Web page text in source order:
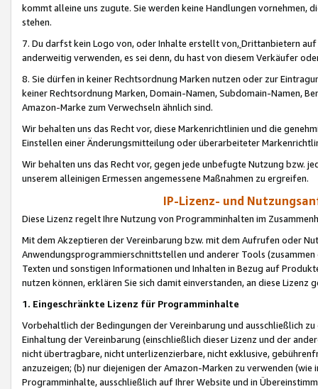
kommt alleine uns zugute. Sie werden keine Handlungen vornehmen,
stehen.
7. Du darfst kein Logo von, oder Inhalte erstellt von,Drittanbietern auf
anderweitig verwenden, es sei denn, du hast von diesem Verkäufer
8. Sie dürfen in keiner Rechtsordnung Marken nutzen oder zur
keiner Rechtsordnung Marken, Domain-Namen, Subdomain-Namen,
Amazon-Marke zum Verwechseln ähnlich sind.
Wir behalten uns das Recht vor, diese Markenrichtlinien und die
Einstellen einer Änderungsmitteilung oder überarbeiteter
Wir behalten uns das Recht vor, gegen jede unbefugte Nutzung bzw.
unserem alleinigen Ermessen angemessene Maßnahmen zu ergreifen.
IP-Lizenz- und
Diese Lizenz regelt Ihre Nutzung von Programminhalten im
Mit dem Akzeptieren der Vereinbarung bzw. mit dem Aufrufen oder
Anwendungsprogrammierschnittstellen und anderer Tools (zusammen
Texten und sonstigen Informationen und Inhalten in Bezug auf
nutzen können, erklären Sie sich damit einverstanden, an diese Lizenz
1. Eingeschränkte Lizenz für Programminhalte
Vorbehaltlich der Bedingungen der Vereinbarung und ausschließlich
Einhaltung der Vereinbarung (einschließlich dieser Lizenz und der
nicht übertragbare, nicht unterlizenzierbare, nicht exklusive,
anzuzeigen; (b) nur diejenigen der Amazon-Marken zu verwenden
Programminhalte, ausschließlich auf Ihrer Website und in